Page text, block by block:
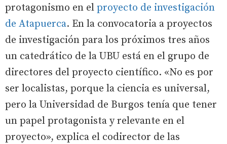
protagonismo en el proyecto de investigación
de Atapuerca. En la convocatoria a proyectos
de investigación para los próximos tres años
un catedrático de la UBU está en el grupo de
directores del proyecto científico. «No es por
ser localistas, porque la ciencia es universal,
pero la Universidad de Burgos tenía que tener
un papel protagonista y relevante en el
proyecto», explica el codirector de las